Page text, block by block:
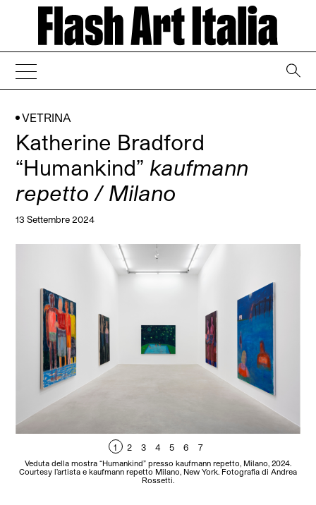
VETRINA
Katherine Bradford
“Humankind” kaufmann
repetto / Milano
13 Settembre 2024
1 2 3 4 5 6 7
Veduta della mostra “Humankind” presso kaufmann repetto, Milano, 2024.
Courtesy l’artista e kaufmann repetto Milano, New York. Fotografia di Andrea
Rossetti.